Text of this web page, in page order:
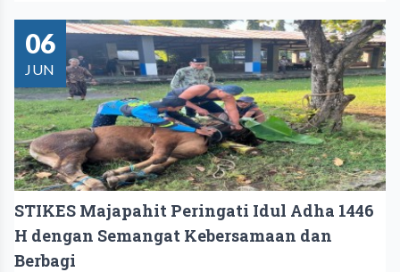
06
JUN
STIKES Majapahit Peringati Idul Adha 1446
H dengan Semangat Kebersamaan dan
Berbagi